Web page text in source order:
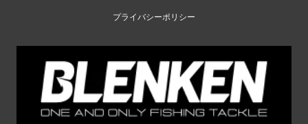
プライバシーポリシー